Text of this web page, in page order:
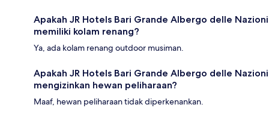
Apakah JR Hotels Bari Grande Albergo delle Nazioni
memiliki kolam renang?
Ya, ada kolam renang outdoor musiman.
Apakah JR Hotels Bari Grande Albergo delle Nazioni
mengizinkan hewan peliharaan?
Maaf, hewan peliharaan tidak diperkenankan.